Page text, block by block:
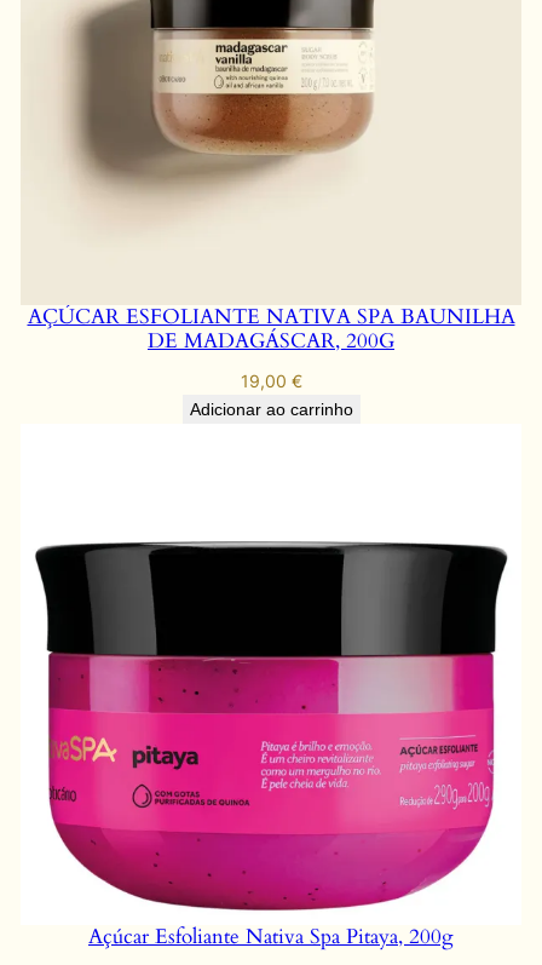
AÇÚCAR ESFOLIANTE NATIVA SPA BAUNILHA
DE MADAGÁSCAR, 200G
19,00 €
Adicionar ao carrinho
Açúcar Esfoliante Nativa Spa Pitaya, 200g